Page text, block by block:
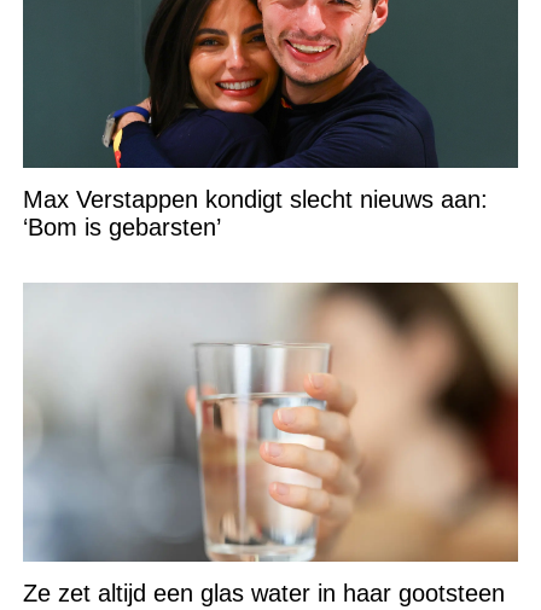
Max Verstappen kondigt slecht nieuws aan:
‘Bom is gebarsten’
Ze zet altijd een glas water in haar gootsteen